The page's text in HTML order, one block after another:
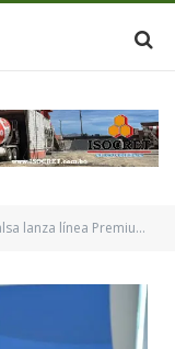
línea Premium de pañales para bebés y productos para adultos